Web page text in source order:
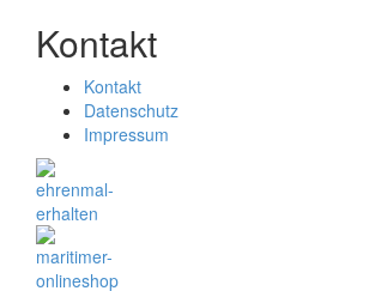
Kontakt
Kontakt
Datenschutz
Impressum